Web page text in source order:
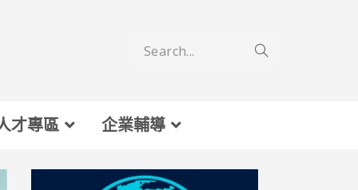
Search...
才專區 企業輔導